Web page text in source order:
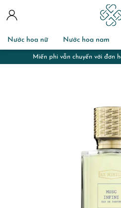
Nước hoa nữ Nước hoa nam
Miến phi vẫn chuyển với đơn